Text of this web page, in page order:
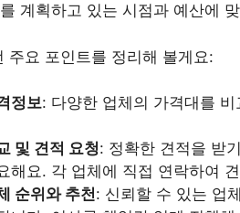
계획하고 있는 시점과 예산에
주요 포인트를 정리해 볼게요:
정보: 다양한 업체의 가격대를
및 견적 요청: 정확한 견적을 받
해요. 각 업체에 직접 연락하여
순위와 추천: 신뢰할 수 있는 업